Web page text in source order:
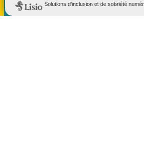
accueil@ouest-